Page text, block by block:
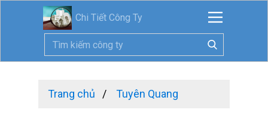
Chi Tiết Công Ty
Trang chủ Tuyên Quang